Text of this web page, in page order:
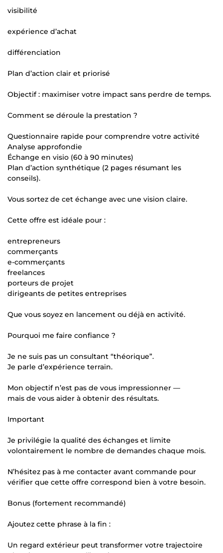
visibilité
expérience d’achat
différenciation
Plan d’action clair et priorisé
Objectif : maximiser votre impact sans perdre de temps.
Comment se déroule la prestation ?
Questionnaire rapide pour comprendre votre activité
Analyse approfondie
Échange en visio (60 à 90 minutes)
Plan d’action synthétique (2 pages résumant les
conseils).
Vous sortez de cet échange avec une vision claire.
Cette offre est idéale pour :
entrepreneurs
commerçants
e-commerçants
freelances
porteurs de projet
dirigeants de petites entreprises
Que vous soyez en lancement ou déjà en activité.
Pourquoi me faire confiance ?
Je ne suis pas un consultant “théorique”.
Je parle d’expérience terrain.
Mon objectif n’est pas de vous impressionner —
mais de vous aider à obtenir des résultats.
Important
Je privilégie la qualité des échanges et limite
volontairement le nombre de demandes chaque mois.
N’hésitez pas à me contacter avant commande pour
vérifier que cette offre correspond bien à votre besoin.
Bonus (fortement recommandé)
Ajoutez cette phrase à la fin :
Un regard extérieur peut transformer votre trajectoire